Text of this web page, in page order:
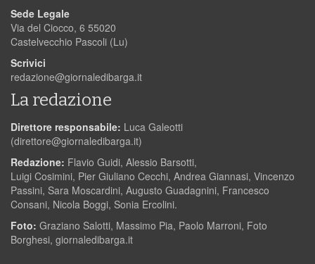
Sede Legale
Via del Ciocco, 6 55020
Castelvecchio Pascoli (Lu)
Scrivici
redazione@giornaledibarga.it
La redazione
Direttore responsabile: Luca Galeotti
(direttore@giornaledibarga.it)
Redazione: Flavio Guidi, Alessio Barsotti,
Luigi Cosimini, Pier Giuliano Cecchi, Andrea Giannasi, Vincenzo
Passini, Sara Moscardini, Augusto Guadagnini, Francesco
Consani, Nicola Boggi, Sonia Ercolini.
Foto: Graziano Salotti, Massimo Pia, Paolo Marroni, Foto
Borghesi, giornaledibarga.it